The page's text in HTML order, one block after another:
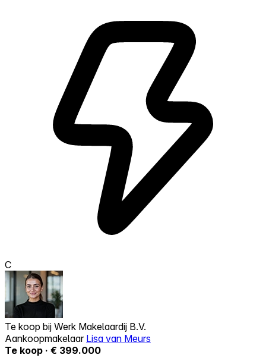
C
Te koop bij Werk Makelaardij B.V.
Aankoopmakelaar Lisa van Meurs
Te koop · € 399.000